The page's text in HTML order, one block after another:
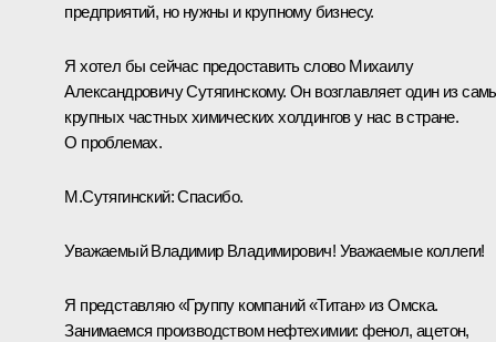
предприятий, но нужны и крупному бизнесу.
Я хотел бы сейчас предоставить слово Михаилу
Александровичу Сутягинскому. Он возглавляет один из
крупных частных химических холдингов у нас в стране.
О проблемах.
М.Сутягинский:Спасибо.
Уважаемый Владимир Владимирович! Уважаемые коллеги!
Я представляю «Группу компаний «Титан» из Омска.
Занимаемся производством нефтехимии: фенол, ацетон,